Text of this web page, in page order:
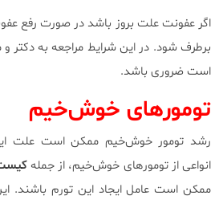
اگر عفونت علت بروز باشد در صورت رفع
برطرف شود. در این شرایط مراجعه به
است ضروری باشد.
تومورهای خوش‌خیم
رشد تومور خوش‌خیم ممکن است علت
انواعی از تومورهای خوش‌خیم، از جمله
ممکن است عامل ایجاد این تورم باشند.